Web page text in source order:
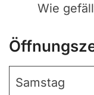
Wie
Samstag